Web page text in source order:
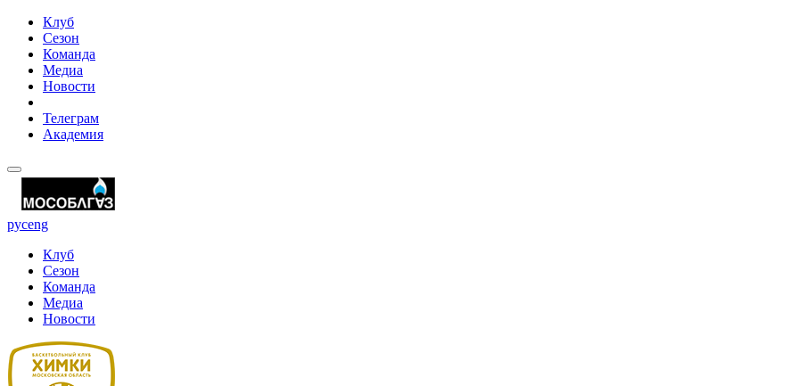
Клуб
Сезон
Команда
Медиа
Новости
Телеграм
Академия
русeng
Клуб
Сезон
Команда
Медиа
Новости